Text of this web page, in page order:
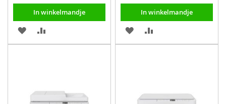
In winkelmandje
VOEG
TOE OM
In winkelmandje
VOEG
TOE OM